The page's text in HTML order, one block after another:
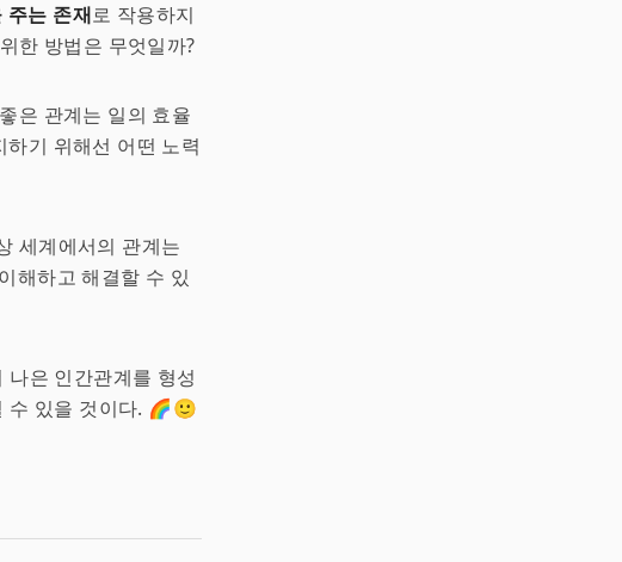
주는 존재로 작용하지
위한 방법은 무엇일까?
은 관계는 일의 효율
기 위해선 어떤 노력
세계에서의 관계는
해하고 해결할 수 있
나은 인간관계를 형성
수 있을 것이다. 🌈🙂